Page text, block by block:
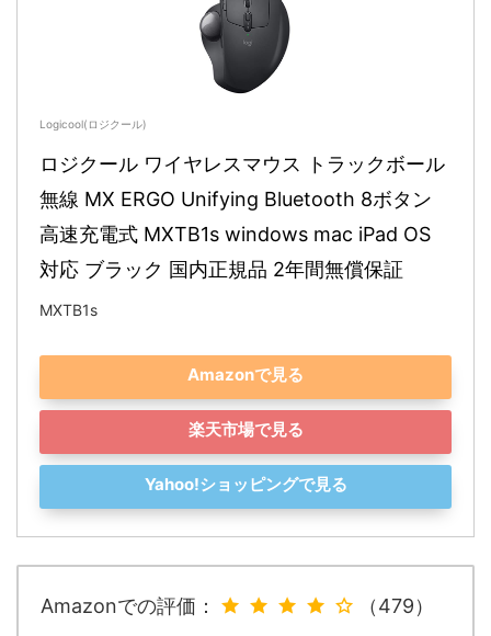
Logicool(ロジクール)
ロジクール ワイヤレスマウス トラックボール
無線 MX ERGO Unifying Bluetooth 8ボタン
高速充電式 MXTB1s windows mac iPad OS
対応 ブラック 国内正規品 2年間無償保証
MXTB1s
Amazonで見る
楽天市場で見る
Yahoo!ショッピングで見る
Amazonでの評価：
（479）